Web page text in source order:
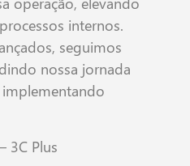
internos.
seguimos
nossa jornada
3C Plus